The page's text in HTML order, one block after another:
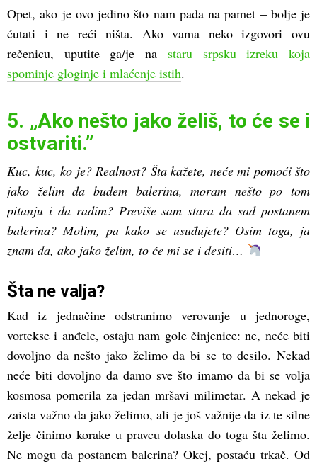
Opet, ako je ovo jedino što nam pada na pamet – bolje je
ćutati i ne reći ništa. Ako vama neko izgovori ovu
rečenicu, uputite ga/je na staru srpsku izreku koja
spominje gloginje i mlaćenje istih.
5. „Ako nešto jako želiš, to će se i
ostvariti.”
Kuc, kuc, ko je? Realnost? Šta kažete, neće mi pomoći što
jako želim da budem balerina, moram nešto po tom
pitanju i da radim? Previše sam stara da sad postanem
balerina? Molim, pa kako se usuđujete? Osim toga, ja
znam da, ako jako želim, to će mi se i desiti…
Šta ne valja?
Kad iz jednačine odstranimo verovanje u jednoroge,
vortekse i anđele, ostaju nam gole činjenice: ne, neće biti
dovoljno da nešto jako želimo da bi se to desilo. Nekad
neće biti dovoljno da damo sve što imamo da bi se volja
kosmosa pomerila za jedan mršavi milimetar. A nekad je
zaista važno da jako želimo, ali je još važnije da iz te silne
želje činimo korake u pravcu dolaska do toga šta želimo.
Ne mogu da postanem balerina? Okej, postaću trkač. Od